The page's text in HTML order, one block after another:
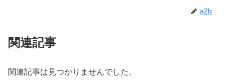
a2b
関連記事
関連記事は見つかりませんでした。